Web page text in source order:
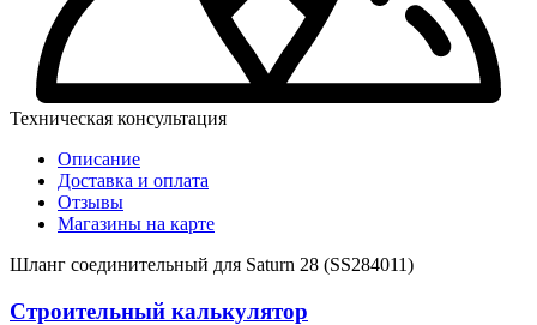
Техническая консультация
Описание
Доставка и оплата
Отзывы
Магазины на карте
Шланг соединительный для Saturn 28 (SS284011)
Строительный калькулятор